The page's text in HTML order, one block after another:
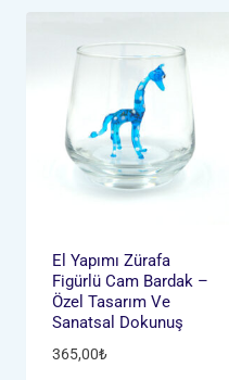
El Yapımı Zürafa
Figürlü Cam Bardak –
Özel Tasarım Ve
Sanatsal Dokunuş
365,00₺